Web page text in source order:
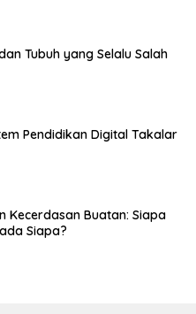
Tubuh yang Selalu Salah
Pendidikan Digital Takalar
Kecerdasan Buatan: Siapa
Siapa?